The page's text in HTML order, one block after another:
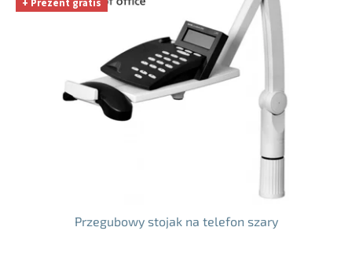
+ Prezent gratis
Przegubowy stojak na telefon szary